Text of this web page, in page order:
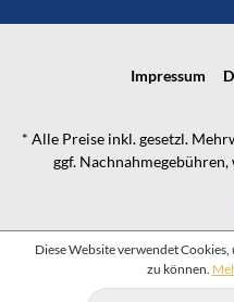
Impressum
* Alle Preise inkl. gesetzl.
ggf.
Diese Website verwendet
zu können.